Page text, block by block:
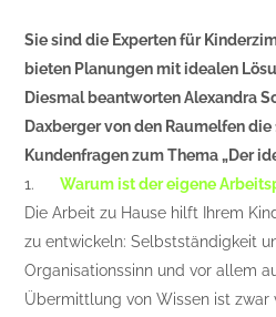
Sie sind die Experten für
bieten Planungen mit idealen
Diesmal beantworten Alexandra
Daxberger von den Raumelfen
Kundenfragen zum Thema „Der
1.
Warum ist der eigene
Die Arbeit zu Hause hilft Ihrem
zu entwickeln: Selbstständigkeit
Organisationssinn und vor allem
Übermittlung von Wissen ist zwar